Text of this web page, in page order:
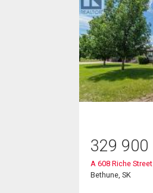
329 900
A 608 Riche Street
Bethune, SK